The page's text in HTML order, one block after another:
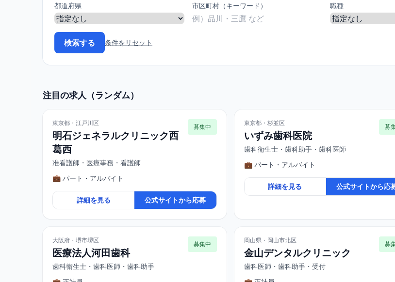
都道府県 市区町村（キーワード） 職種
条件をリセット
注目の求人（ランダム）
東京都・江戸川区
明石ジェネラルクリニック西
葛西
准看護師・医療事務・看護師
募集中
💼 パート・アルバイト
詳細を見る 公式サイトから応募
東京都・杉並区
いずみ歯科医院
歯科衛生士・歯科助手・歯科医師
募
💼 パート・アルバイト
詳細を見る 公式サイトから応
大阪府・堺市堺区
医療法人河田歯科
歯科衛生士・歯科医師・歯科助手
募集中 岡山県・岡山市北区
金山デンタルクリニック
歯科医師・歯科助手・受付
募